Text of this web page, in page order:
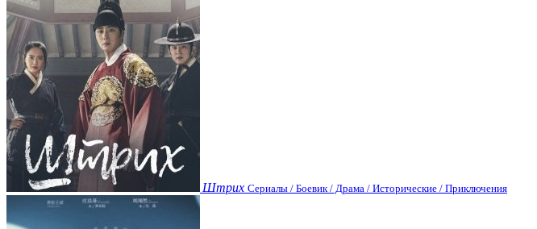
Штрих Сериалы / Боевик / Драма / Исторические / Приключения